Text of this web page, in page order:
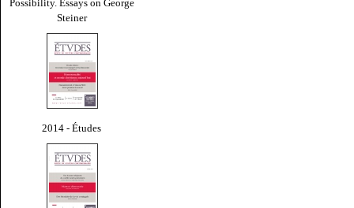
Possibility. Essays on George
Steiner
2014 - Études